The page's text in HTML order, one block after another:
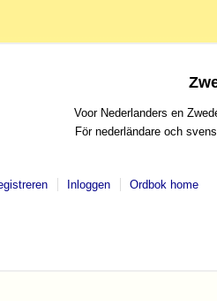
Voor Nederlanders en
För nederländare och
Inloggen Ordbok home